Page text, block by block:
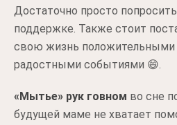
Достаточно просто
поддержке. Также стоит
свою жизнь положительными
радостными событиями 😄.
«Мытье» рук говном во сне
будущей маме не хватает